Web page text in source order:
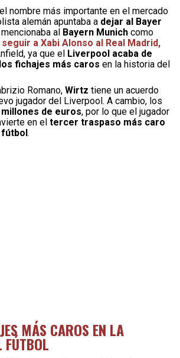
nombre más importante en el mercado
alemán apuntaba a dejar al Bayer
al Bayern Munich como
seguir a Xabi Alonso al Real Madrid,
ya que el Liverpool acaba de
fichajes más caros en la historia del
Romano, Wirtz tiene un acuerdo
jugador del Liverpool. A cambio, los
millones de euros, por lo que el jugador
en el tercer traspaso más caro
.
MÁS CAROS EN LA
FÚTBOL